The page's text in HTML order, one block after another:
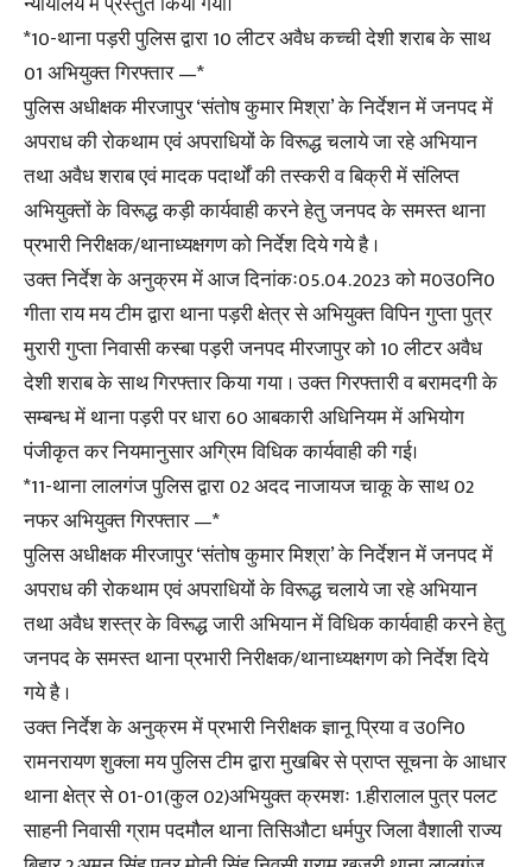
*10-थाना पड़री पुलिस द्वारा 10 लीटर अवैध कच्ची देशी शराब के साथ
01 अभियुक्त गिरफ्तार —*
पुलिस अधीक्षक मीरजापुर ‘संतोष कुमार मिश्रा’ के निर्देशन में जनपद में
अपराध की रोकथाम एवं अपराधियों के विरूद्ध चलाये जा रहे अभियान
तथा अवैध शराब एवं मादक पदार्थों की तस्करी व बिक्री में संलिप्त
अभियुक्तों के विरूद्ध कड़ी कार्यवाही करने हेतु जनपद के समस्त थाना
प्रभारी निरीक्षक/थानाध्यक्षगण को निर्देश दिये गये है ।
उक्त निर्देश के अनुक्रम में आज दिनांकः05.04.2023 को म0उ0नि0
गीता राय मय टीम द्वारा थाना पड़री क्षेत्र से अभियुक्त विपिन गुप्ता पुत्र
मुरारी गुप्ता निवासी कस्बा पड़री जनपद मीरजापुर को 10 लीटर अवैध
देशी शराब के साथ गिरफ्तार किया गया । उक्त गिरफ्तारी व बरामदगी के
सम्बन्ध में थाना पड़री पर धारा 60 आबकारी अधिनियम में अभियोग
पंजीकृत कर नियमानुसार अग्रिम विधिक कार्यवाही की गई।
*11-थाना लालगंज पुलिस द्वारा 02 अदद नाजायज चाकू के साथ 02
नफर अभियुक्त गिरफ्तार —*
पुलिस अधीक्षक मीरजापुर ‘संतोष कुमार मिश्रा’ के निर्देशन में जनपद में
अपराध की रोकथाम एवं अपराधियों के विरूद्ध चलाये जा रहे अभियान
तथा अवैध शस्त्र के विरूद्ध जारी अभियान में विधिक कार्यवाही करने हेतु
जनपद के समस्त थाना प्रभारी निरीक्षक/थानाध्यक्षगण को निर्देश दिये
गये है ।
उक्त निर्देश के अनुक्रम में प्रभारी निरीक्षक ज्ञानू प्रिया व उ0नि0
रामनरायण शुक्ला मय पुलिस टीम द्वारा मुखबिर से प्राप्त सूचना के आधार
थाना क्षेत्र से 01-01(कुल 02)अभियुक्त क्रमशः 1.हीरालाल पुत्र पलट
साहनी निवासी ग्राम पदमौल थाना तिसिऔटा धर्मपुर जिला वैशाली राज्य